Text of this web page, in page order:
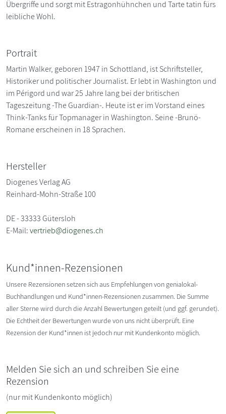
Übergriffe und sorgt mit Estragonhühnchen und Tarte tatin fürs
leibliche Wohl.
Portrait
Martin Walker, geboren 1947 in Schottland, ist Schriftsteller,
Historiker und politischer Journalist. Er lebt in Washington und
im Périgord und war 25 Jahre lang bei der britischen
Tageszeitung -The Guardian-. Heute ist er im Vorstand eines
Think-Tanks für Topmanager in Washington. Seine -Brunö-
Romane erscheinen in 18 Sprachen.
Hersteller
Diogenes Verlag AG
Reinhard-Mohn-Straße 100
DE - 33333 Gütersloh
E-Mail:vertrieb@diogenes.ch
Kund*innen-Rezensionen
Unsere Rezensionen setzen sich aus Empfehlungen von genialokal-
Buchhandlungen und Kund*innen-Rezensionen zusammen. Die Summe
aller Sterne wird durch die Anzahl Bewertungen geteilt (und ggf. gerundet).
Die Echtheit der Bewertungen wurde von uns nicht überprüft. Eine
Rezension der Kund*innen ist jedoch nur mit Kundenkonto möglich.
Melden Sie sich an und schreiben Sie eine
Rezension
(nur mit Kundenkonto möglich)